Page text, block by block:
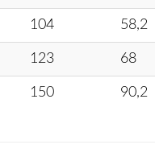
104 58,2
123 68
150 90,2